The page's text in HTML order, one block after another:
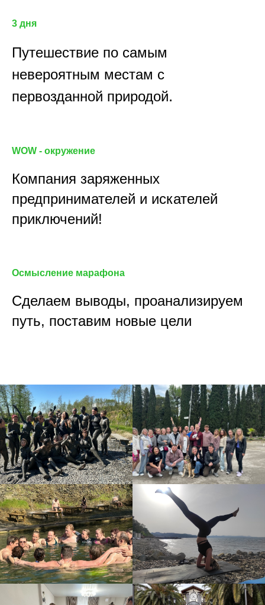
3 дня
Путешествие по самым
невероятным местам с
первозданной природой.
WOW - окружение
Компания заряженных
предпринимателей и искателей
приключений!
Осмысление марафона
Сделаем выводы, проанализируем
путь, поставим новые цели